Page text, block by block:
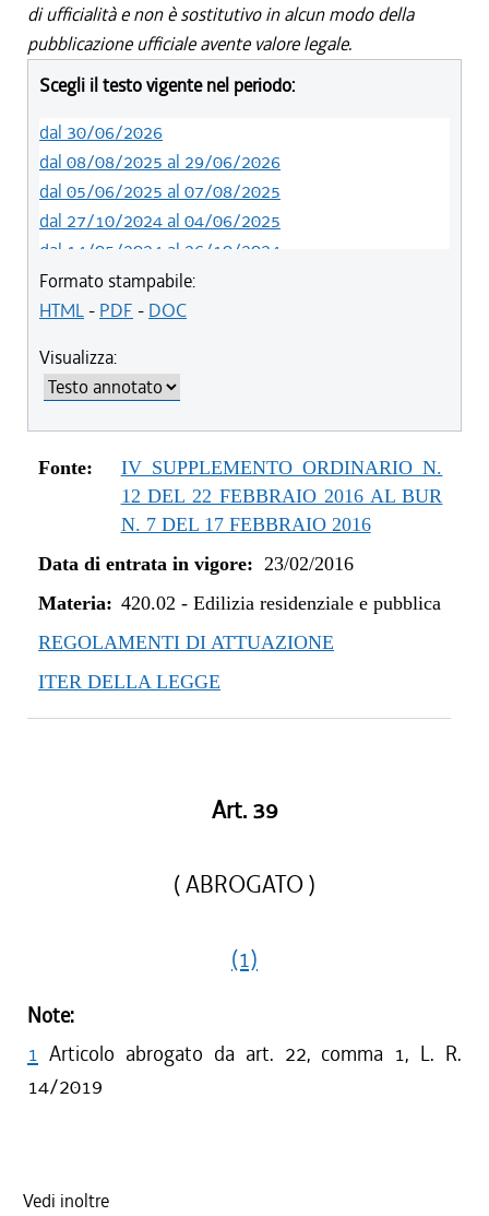
di ufficialità e non è sostitutivo in alcun modo della
pubblicazione ufficiale avente valore legale.
Scegli il testo vigente nel periodo:
dal 30/06/2026
dal 08/08/2025 al 29/06/2026
dal 05/06/2025 al 07/08/2025
dal 27/10/2024 al 04/06/2025
dal 14/05/2024 al 26/10/2024
dal 09/04/2024 al 13/05/2024
dal 15/02/2024 al 08/04/2024
dal 01/01/2021 al 31/12/2023
dal 10/08/2019 al 31/12/2020
dal 11/07/2019 al 09/08/2019
dal 01/05/2019 al 10/07/2019
dal 08/11/2018 al 30/04/2019
dal 29/03/2018 al 07/11/2018
dal 27/07/2017 al 04/01/2018
dal 13/04/2017 al 26/07/2017
dal 23/02/2016 al 12/04/2017
Formato stampabile:
HTML- PDF - DOC
Visualizza:
Fonte:
IV SUPPLEMENTO ORDINARIO N.
12 DEL 22 FEBBRAIO 2016 AL BUR
N. 7 DEL 17 FEBBRAIO 2016
Data di entrata in vigore: 23/02/2016
Materia: 420.02 - Edilizia residenziale e pubblica
REGOLAMENTI DI ATTUAZIONE
ITER DELLA LEGGE
Art. 39
( ABROGATO )
(1)
Note:
1 Articolo abrogato da art. 22, comma 1, L. R.
14/2019
Vedi inoltre